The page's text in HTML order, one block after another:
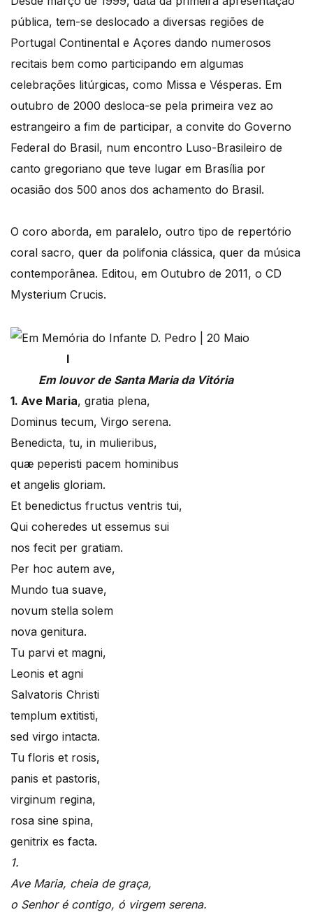
pública, tem-se deslocado a diversas regiões de
Portugal Continental e Açores dando numerosos
recitais bem como participando em algumas
celebrações litúrgicas, como Missa e Vésperas. Em
outubro de 2000 desloca-se pela primeira vez ao
estrangeiro a fim de participar, a convite do Governo
Federal do Brasil, num encontro Luso-Brasileiro de
canto gregoriano que teve lugar em Brasília por
ocasião dos 500 anos dos achamento do Brasil.
O coro aborda, em paralelo, outro tipo de repertório
coral sacro, quer da polifonia clássica, quer da música
contemporânea. Editou, em Outubro de 2011, o CD
Mysterium Crucis.
I
Em louvor de Santa Maria da Vitória
1. Ave Maria, gratia plena,
Dominus tecum, Virgo serena.
Benedicta, tu, in mulieribus,
quæ peperisti pacem hominibus
et angelis gloriam.
Et benedictus fructus ventris tui,
Qui coheredes ut essemus sui
nos fecit per gratiam.
Per hoc autem ave,
Mundo tua suave,
novum stella solem
nova genitura.
Tu parvi et magni,
Leonis et agni
Salvatoris Christi
templum extitisti,
sed virgo intacta.
Tu floris et rosis,
panis et pastoris,
virginum regina,
rosa sine spina,
genitrix es facta.
1.
Ave Maria, cheia de graça,
o Senhor é contigo, ó virgem serena.